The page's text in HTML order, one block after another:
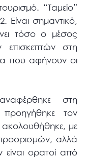
“Ταμείο”
Είναι σημαντικό,
τόσο ο μέσος
στη
που αφήνουν οι
στη
προηγήθηκε τον
ακολουθήθηκε, με
αλλά
ορατοί από